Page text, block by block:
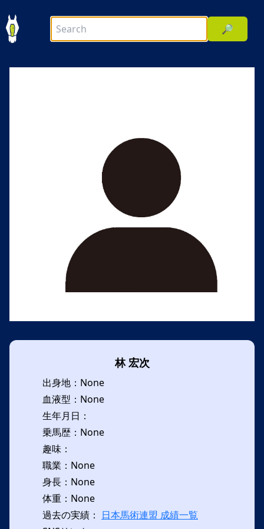
🔎
林 宏次
出身地：None
血液型：None
生年月日：
乗馬歴：None
趣味：
職業：None
身長：None
体重：None
過去の実績： 日本馬術連盟 成績一覧